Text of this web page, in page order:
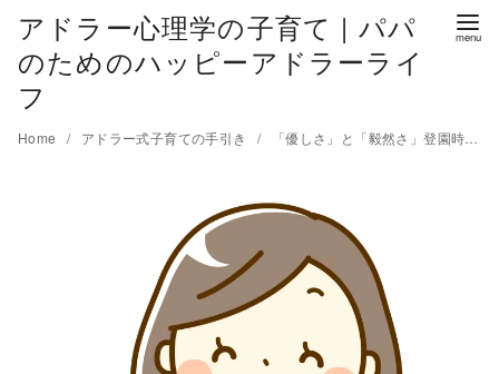
アドラー心理学の子育て | パパ
のためのハッピーアドラーライ
フ
Home アドラー式子育ての手引き 「優しさ」と「毅然さ」登園時の対応で少し毅然さを取り入れてみました。